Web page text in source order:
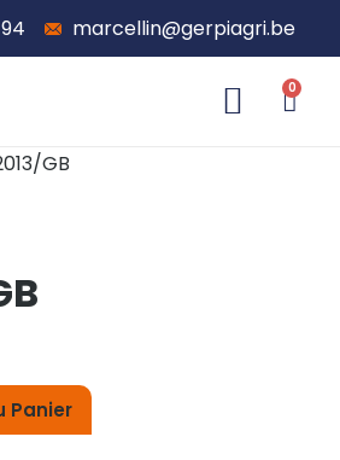
marcellin@gerpiagri.be
0
GB
Panier